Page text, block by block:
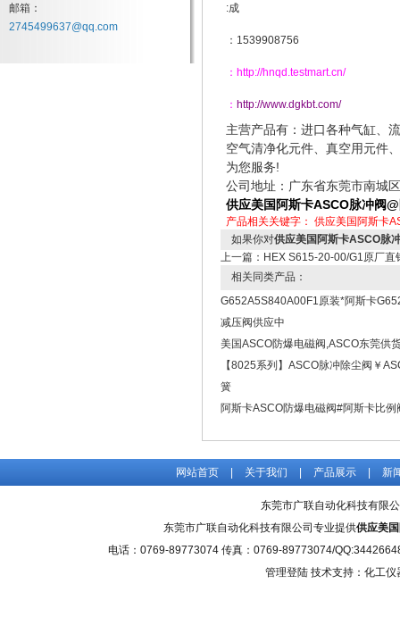
邮箱：
2745499637@qq.com
:成
：1539908756
：http://hnqd.testmart.cn/
： http://www.dgkbt.com/
主营产品有：进口各种气缸、
空气清净化元件、真空用元件
为您服务!
公司地址：广东省东莞市南城
供应美国阿斯卡ASCO脉冲阀
产品相关关键字： 供应美国阿斯卡
如果你对供应美国阿斯卡ASCO脉
上一篇： HEX S615-20-00/G1原厂
相关同类产品：
G652A5S840A00F1原装*阿斯卡
减压阀供应中
美国ASCO防爆电磁阀,ASCO东莞供
【8025系列】ASCO脉冲除尘阀￥
簧
阿斯卡ASCO防爆电磁阀#阿斯卡比例
网站首页 关于我们 产品展示 新
东莞市广联自动化科技有限
东莞市广联自动化科技有限公司专业提供供应美
电话：0769-89773074 传真：0769-89773074/
管理登陆 技术支持：化工